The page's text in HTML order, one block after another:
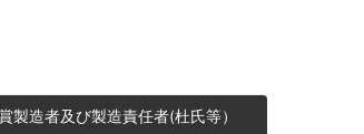
造者及び製造責任者(杜氏等）